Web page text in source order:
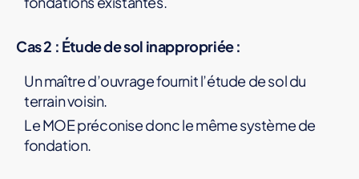
Cas 2 : Étude de sol inappropriée :
Un maître d’ouvrage fournit l’étude de sol du
terrain voisin.
Le MOE préconise donc le même système de
fondation.